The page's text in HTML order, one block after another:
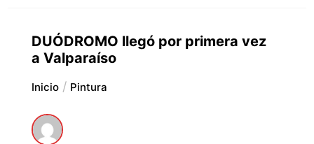
DUÓDROMO llegó por primera vez
a Valparaíso
Inicio Pintura